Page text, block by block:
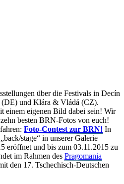
über die Festivals in Decín
(DE) und Klára & Vládá (CZ).
einem eigenen Bild dabei sein! Wir
besten BRN-Fotos von euch!
Foto-Contest zur BRN! In
stage“ in unserer Galerie
eröffnet und bis zum 03.11.2015 zu
im Rahmen des Pragomania
den 17. Tschechisch-Deutschen